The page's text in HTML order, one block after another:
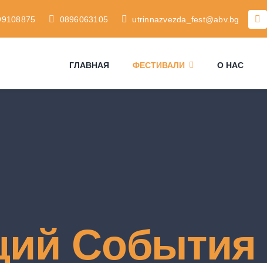
0896063105 utrinnazvezda_fest@abv.bg
ГЛАВНАЯ ФЕСТИВАЛИ О НАС
События